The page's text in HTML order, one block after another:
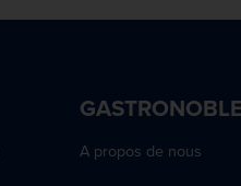
A propos de nous